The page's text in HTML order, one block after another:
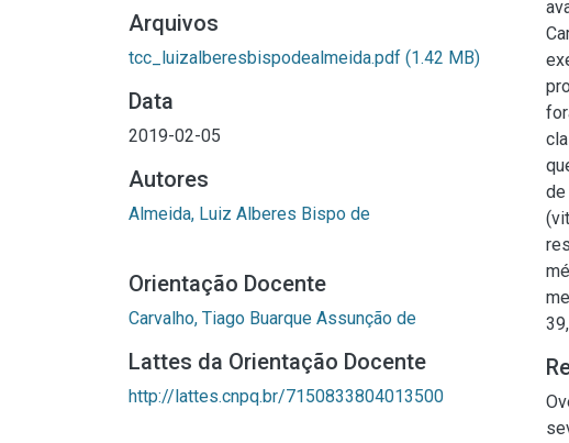
Arquivos
tcc_luizalberesbispodealmeida.pdf (1.42 MB)
Data
2019-02-05
Autores
Almeida, Luiz Alberes Bispo de
Orientação Docente
Carvalho, Tiago Buarque Assunção de
Lattes da Orientação Docente
http://lattes.cnpq.br/7150833804013500
de